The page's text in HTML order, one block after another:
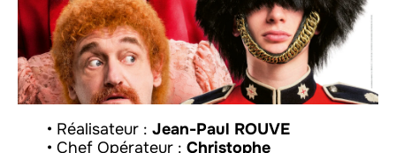
• Réalisateur : Jean-Paul ROUVE
• Chef Opérateur : Christophe